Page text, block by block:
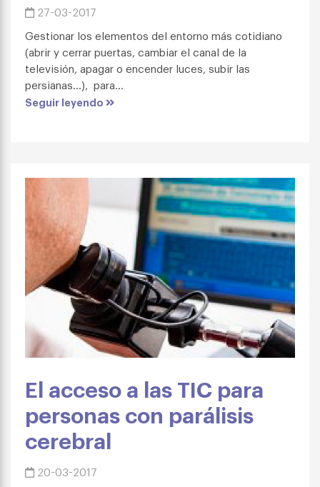
27-03-2017
Gestionar los elementos del entorno más cotidiano
(abrir y cerrar puertas, cambiar el canal de la
televisión, apagar o encender luces, subir las
persianas…), para...
Seguir leyendo
El acceso a las TIC para
personas con parálisis
cerebral
20-03-2017